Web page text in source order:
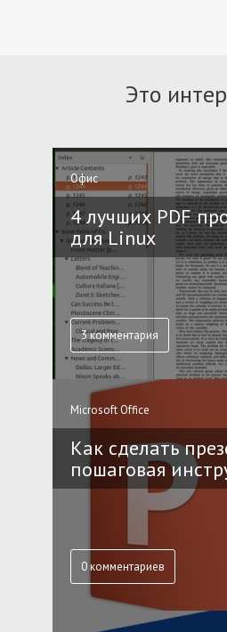
Это
Офис
4 лучших PDF
для Linux
3 комментария
Microsoft Office
Как сделать
пошаговая
0 комментариев